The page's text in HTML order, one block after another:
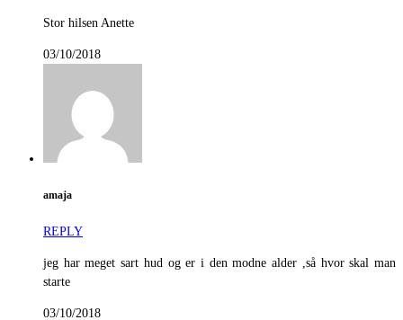
Stor hilsen Anette
03/10/2018
amaja
REPLY
jeg har meget sart hud og er i den modne alder ,så hvor skal man
starte
03/10/2018